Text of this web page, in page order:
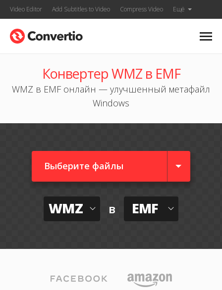
Video Editor Add Subtitles to Video Compress Video Ещё
Конвертер WMZ в EMF
WMZ в EMF онлайн — улучшенный метафайл
Windows
Выберите файлы
WMZ в EMF